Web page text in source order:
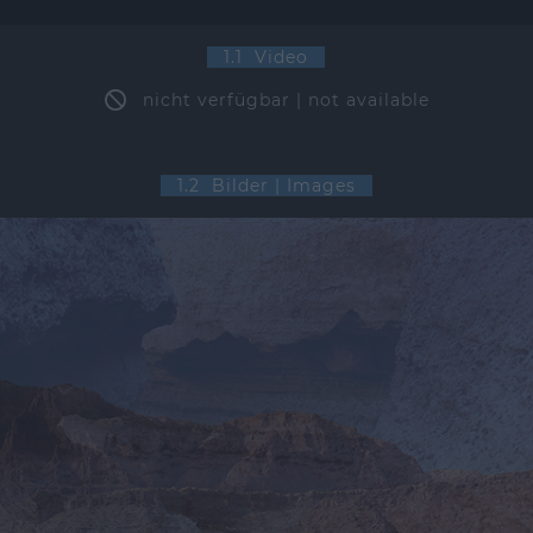
1.1 Video
nicht verfügbar | not available
1.2 Bilder | Images